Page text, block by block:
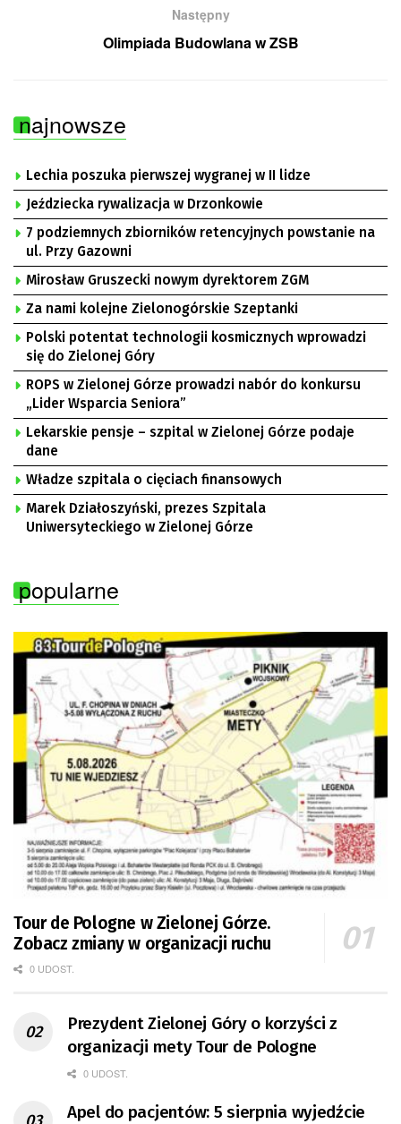
Następny
Olimpiada Budowlana w ZSB
najnowsze
Lechia poszuka pierwszej wygranej w II lidze
Jeździecka rywalizacja w Drzonkowie
7 podziemnych zbiorników retencyjnych powstanie na
ul. Przy Gazowni
Mirosław Gruszecki nowym dyrektorem ZGM
Za nami kolejne Zielonogórskie Szeptanki
Polski potentat technologii kosmicznych wprowadzi
się do Zielonej Góry
ROPS w Zielonej Górze prowadzi nabór do konkursu
„Lider Wsparcia Seniora”
Lekarskie pensje – szpital w Zielonej Górze podaje
dane
Władze szpitala o cięciach finansowych
Marek Działoszyński, prezes Szpitala
Uniwersyteckiego w Zielonej Górze
popularne
Tour de Pologne w Zielonej Górze.
Zobacz zmiany w organizacji ruchu
0 UDOST.
Prezydent Zielonej Góry o korzyści z
organizacji mety Tour de Pologne
0 UDOST.
Apel do pacjentów: 5 sierpnia wyjedźcie